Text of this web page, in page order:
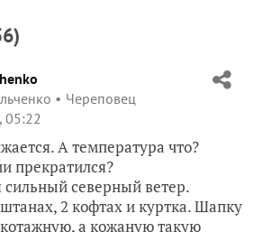
)
Череповец
05:22
А температура что?
прекратился?
сильный северный ветер.
2 кофтах и куртка. Шапку
а кожаную такую